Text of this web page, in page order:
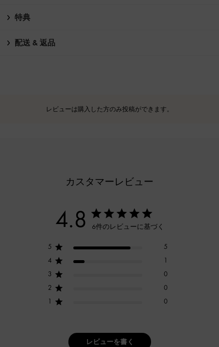
特典
配送 & 返品
レビューは購入した方のみ投稿ができます。
カスタマーレビュー
4.8 6件のレビューに基づく
5
5
4
1
3
0
2
0
1
0
レビューを書く